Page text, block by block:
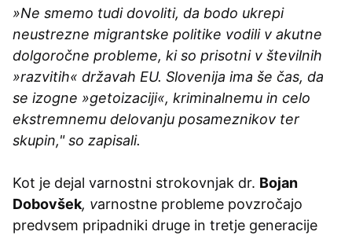
»Ne smemo tudi dovoliti, da bodo ukrepi
neustrezne migrantske politike vodili v akutne
dolgoročne probleme, ki so prisotni v številnih
»razvitih« državah EU. Slovenija ima še čas, da
se izogne »getoizaciji«, kriminalnemu in celo
ekstremnemu delovanju posameznikov ter
skupin," so zapisali.
Kot je dejal varnostni strokovnjak dr. Bojan
Dobovšek, varnostne probleme povzročajo
predvsem pripadniki druge in tretje generacije